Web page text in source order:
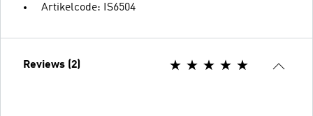
Artikelcode: IS6504
Reviews (2)